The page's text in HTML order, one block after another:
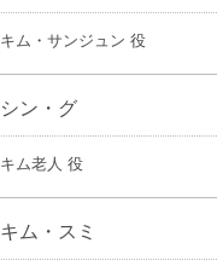
キム・サンジュン 役
シン・グ
キム老人 役
キム・スミ